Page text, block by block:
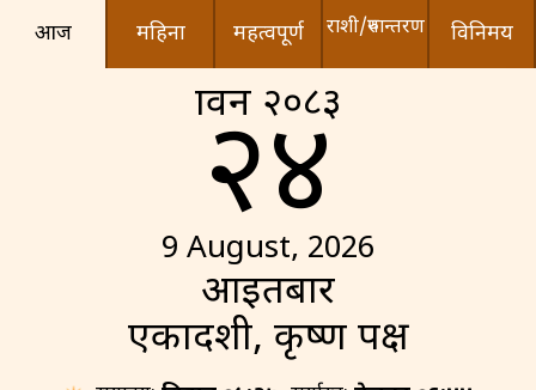
आज महिना महत्वपूर्ण राशी/रुपान्तरण विनिमय
श्रावन २०८३
२४
9 August, 2026
आइतबार
एकादशी, कृष्ण पक्ष